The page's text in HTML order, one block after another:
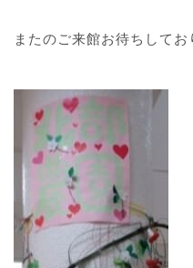
またのご来館お待ちしてお